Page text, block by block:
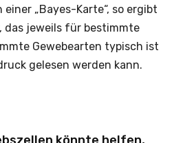
„Bayes-Karte“, so ergibt
das jeweils für bestimmte
Gewebearten typisch ist
gelesen werden kann.